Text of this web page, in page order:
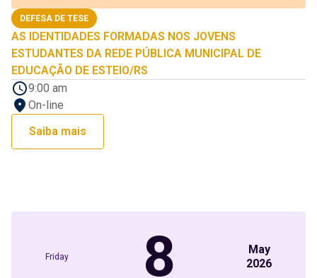
DEFESA DE TESE
AS IDENTIDADES FORMADAS NOS JOVENS
ESTUDANTES DA REDE PÚBLICA MUNICIPAL DE
EDUCAÇÃO DE ESTEIO/RS
9:00 am
On-line
Saiba mais
Friday 8
May
2026